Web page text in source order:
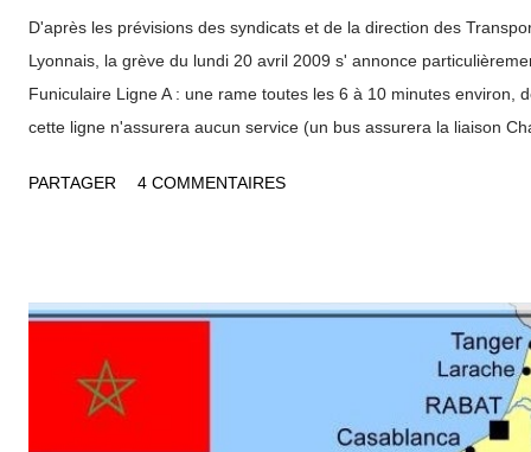
D'après les prévisions des syndicats et de la direction des
Lyonnais, la grève du lundi 20 avril 2009 s' annonce
Funiculaire Ligne A : une rame toutes les 6 à 10 minutes environ,
cette ligne n'assurera aucun service (un bus assurera la liaison
00h25 Ligne D : une rame toutes les 2 à 5 minutes de 5h00 à
La Soie de 6h30 à 19h45 Ligne T4 : Fonctionnement toutes les
19h00 Pour les lignes de bus, se référer à la mise à jour sur le
prévisions de trafic...
PARTAGER 4 COMMENTAIRES